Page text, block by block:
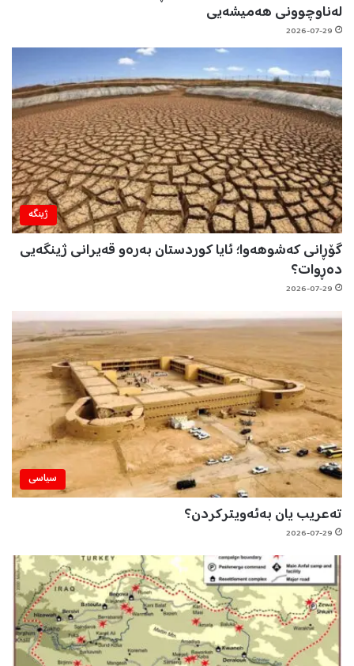
لەناوچوونی هەمیشەیی
2026-07-29
ژینگه‌
گۆڕانی کەشوهەوا؛ ئایا کوردستان بەرەو قەیرانی ژینگەیی
دەڕوات؟
2026-07-29
سیاسی
تەعریب یان بەئەویترکردن؟
2026-07-29